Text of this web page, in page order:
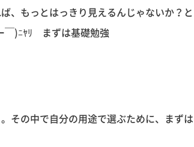
、もっとはっきり見えるんじゃないか？と
￣)ﾆﾔﾘ まずは基礎勉強
その中で自分の用途で選ぶために、まずは